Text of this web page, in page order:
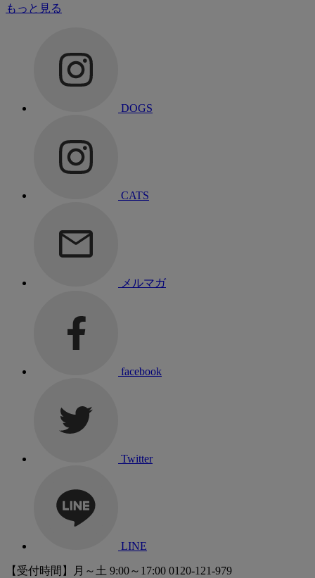
もっと見る
DOGS
CATS
メルマガ
facebook
Twitter
LINE
【受付時間】月～土 9:00～17:00 0120-121-979